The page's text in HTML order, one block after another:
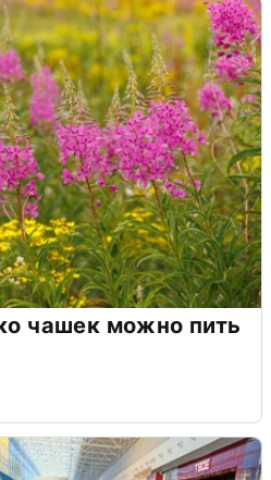
чашек можно пить